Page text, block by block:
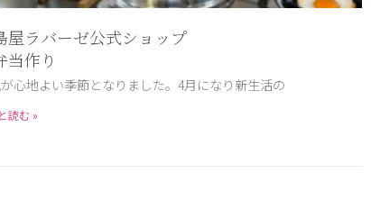
屋ラバーゼ公式ショップ
当作り
心地よい季節となりました。4月になり新生活の
読む »